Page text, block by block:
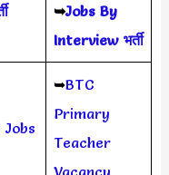
➥Jobs By
Interview भर्ती
➥BTC
Primary
Teacher
Vacancy